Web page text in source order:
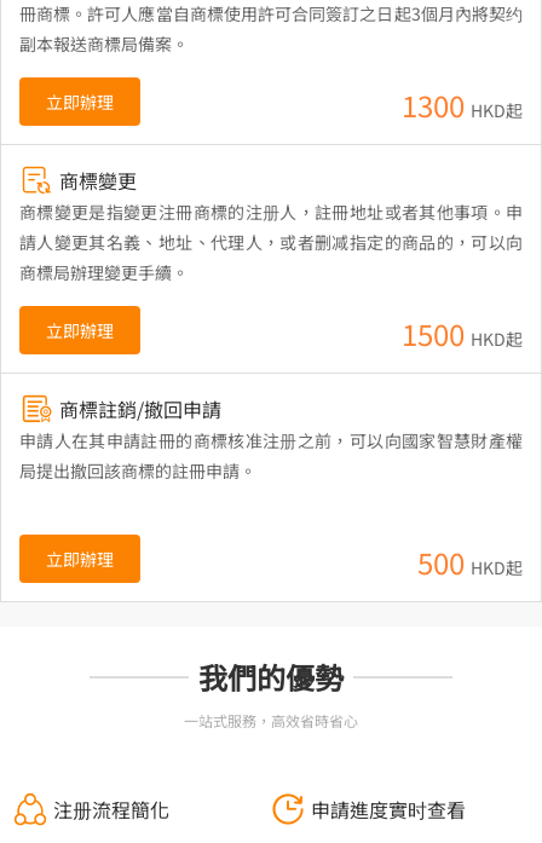
冊商標。許可人應當自商標使用許可合同簽訂之日起3個月內將契约
副本報送商標局備案。
立即辦理 1300 HKD起
商標變更
商標變更是指變更注冊商標的注册人，註冊地址或者其他事項。申
請人變更其名義、地址、代理人，或者删减指定的商品的，可以向
商標局辦理變更手續。
立即辦理 1500 HKD起
商標註銷/撤回申請
申請人在其申請註冊的商標核准注册之前，可以向國家智慧財產權
局提出撤回該商標的註冊申請。
立即辦理 500 HKD起
我們的優勢
一站式服務，高效省時省心
注册流程簡化 申請進度實时查看